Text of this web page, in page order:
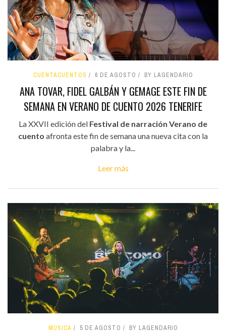
CUENTACUENTOS 6 DE AGOSTO BY LAGENDARIO
ANA TOVAR, FIDEL GALBÁN Y GEMAGE ESTE FIN DE
SEMANA EN VERANO DE CUENTO 2026 TENERIFE
La XXVII edición del Festival de narración Verano de
cuento afronta este fin de semana una nueva cita con la
palabra y la...
Leer más
MÚSICA 5 DE AGOSTO BY LAGENDARIO